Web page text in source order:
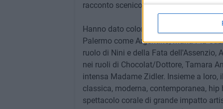
racconto scenico.
Hanno dato colore e personalità alla
Palermo come Argentino, Maria Pia
ruolo di Nini e della Fata dell'Assenzio,
nei ruoli di Chocolat/Dottore, Tamara
intensa Madame Zidler. Insieme a
classica, moderna, contemporanea,
spettacolo corale di grande impatto